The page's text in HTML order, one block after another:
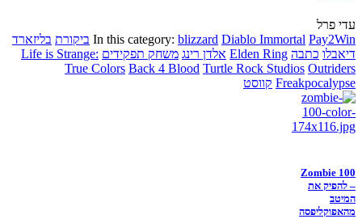
עדי פרל
In this category: blizzard Diablo Immortal Pay2Win ביקורת בליזארד
דיאבלו כתבה Elden Ring אלדן רינג משחק תפקידים Life is Strange:
True Colors Back 4 Blood Turtle Rock Studios Outriders
Freakpocalypse קווסט
Zombie 100
– להפיק את
המיטב
מהאפוקליפסה